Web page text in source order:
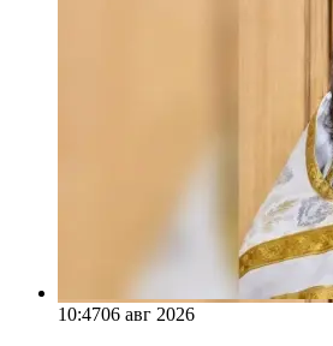
10:4706 авг 2026